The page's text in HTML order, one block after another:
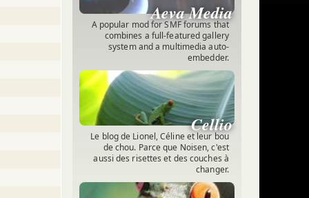
Aeva Media
A popular mod for SMF forums that
combines a full-featured gallery
system and a multimedia auto-
embedder.
Cellio
Le blog de Lionel, Céline et leur bou
de chou. Parce que Noisen, c'est
aussi des risettes et des couches à
changer.